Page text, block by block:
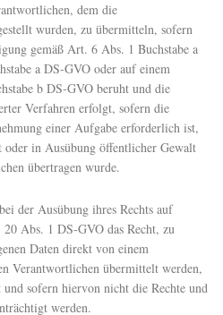
dem die
wurden, zu übermitteln, sofern
gemäß Art. 6 Abs. 1 Buchstabe a
a DS-GVO oder auf einem
b DS-GVO beruht und die
Verfahren erfolgt, sofern die
einer Aufgabe erforderlich ist,
in Ausübung öffentlicher Gewalt
übertragen wurde.
der Ausübung ihres Rechts auf
Abs. 1 DS-GVO das Recht, zu
Daten direkt von einem
Verantwortlichen übermittelt werden,
sofern hiervon nicht die Rechte und
werden.